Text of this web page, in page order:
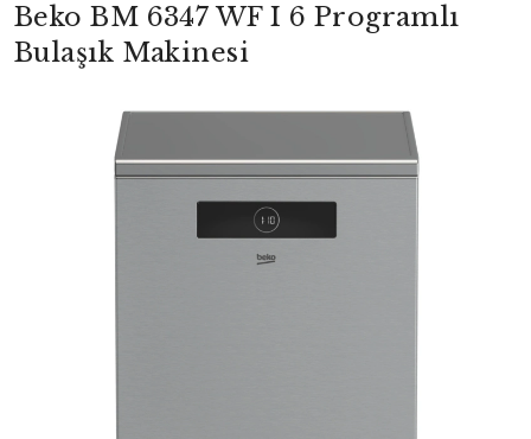
Beko BM 6347 WF I 6 Programlı
Bulaşık Makinesi